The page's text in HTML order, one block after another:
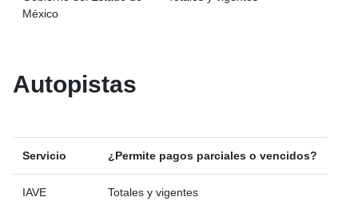
México
Autopistas
Servicio ¿Permite pagos parciales o vencidos?
IAVE Totales y vigentes